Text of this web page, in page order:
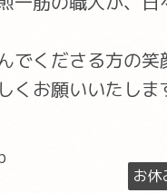
でくださる方の笑
くお願いいたしま
お休